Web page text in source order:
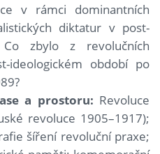
v rámci dominantních
diktatur v post-
Co zbylo z revolučních
ideologickém období po
a prostoru: Revoluce
revoluce 1905–1917);
šíření revoluční praxe;